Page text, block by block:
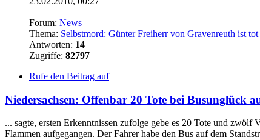
Forum: News
Thema: Selbstmord: Günter Freiherr von Gravenreuth ist tot
Antworten: 14
Zugriffe: 82797
Rufe den Beitrag auf
Niedersachsen: Offenbar 20 Tote bei Busunglück
... sagte, ersten Erkenntnissen zufolge gebe es 20 Tote und
Flammen aufgegangen. Der Fahrer habe den Bus auf dem